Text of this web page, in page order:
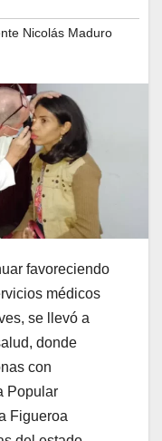
Nicolás Maduro
favoreciendo
médicos
se llevó a
donde
con
Popular
Figueroa